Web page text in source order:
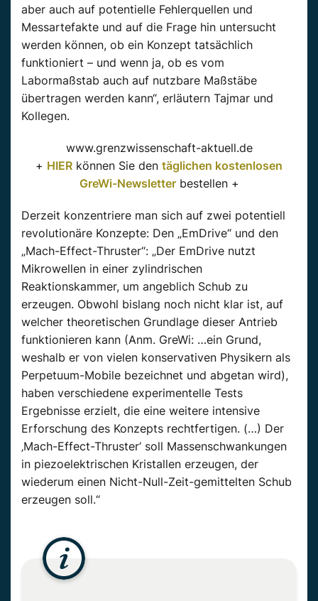
aber auch auf potentielle Fehlerquellen und
Messartefakte und auf die Frage hin untersucht
werden können, ob ein Konzept tatsächlich
funktioniert – und wenn ja, ob es vom
Labormaßstab auch auf nutzbare Maßstäbe
übertragen werden kann“, erläutern Tajmar und
Kollegen.
www.grenzwissenschaft-aktuell.de
+ HIER können Sie den täglichen kostenlosen
GreWi-Newsletterbestellen +
Derzeit konzentriere man sich auf zwei potentiell
revolutionäre Konzepte: Den „EmDrive“ und den
„Mach-Effect-Thruster“: „Der EmDrive nutzt
Mikrowellen in einer zylindrischen
Reaktionskammer, um angeblich Schub zu
erzeugen. Obwohl bislang noch nicht klar ist, auf
welcher theoretischen Grundlage dieser Antrieb
funktionieren kann (Anm. GreWi: …ein Grund,
weshalb er von vielen konservativen Physikern als
Perpetuum-Mobile bezeichnet und abgetan wird),
haben verschiedene experimentelle Tests
Ergebnisse erzielt, die eine weitere intensive
Erforschung des Konzepts rechtfertigen. (…) Der
‚Mach-Effect-Thruster‘ soll Massenschwankungen
in piezoelektrischen Kristallen erzeugen, der
wiederum einen Nicht-Null-Zeit-gemittelten Schub
erzeugen soll.“